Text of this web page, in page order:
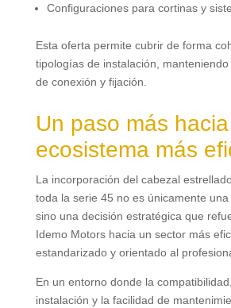
Configuraciones para cortinas y
Esta oferta permite cubrir de forma
tipologías de instalación
de conexión y fijación
Un paso más
ecosistema más
La incorporación del cabezal
toda la serie 45 no es únicamente
sino una decisión estratégica que
Idemo Motors hacia un sector más
estandarizado y orientado al
En un entorno donde la compatibilidad
instalación y la facilidad de